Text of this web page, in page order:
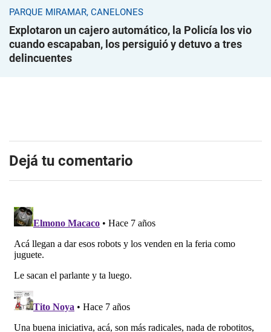
PARQUE MIRAMAR, CANELONES
Explotaron un cajero automático, la Policía los vio
cuando escapaban, los persiguió y detuvo a tres
delincuentes
Dejá tu comentario